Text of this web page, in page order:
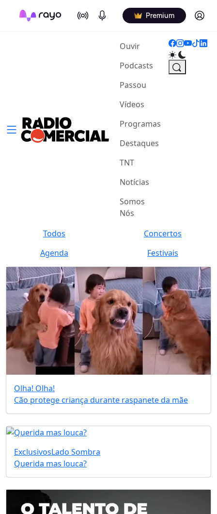
On Air Podcasts Premium Log in
Ouvir(current)
Podcasts
Passou
Vídeos
Programas
Destaques
TNT
Notícias
Somos
Nós
Todos
Concertos
Agenda
Festivais
Olha! Olha!
Cão protege criança durante raspanete da mãe
ExclusivosLado Sombra
Querida mas louca?